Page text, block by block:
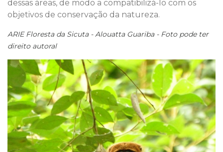
dessas áreas, de modo a compatibilizá-lo com os
objetivos de conservação da natureza.
ARIE Floresta da Sicuta - Alouatta Guariba - Foto pode ter
direito autoral